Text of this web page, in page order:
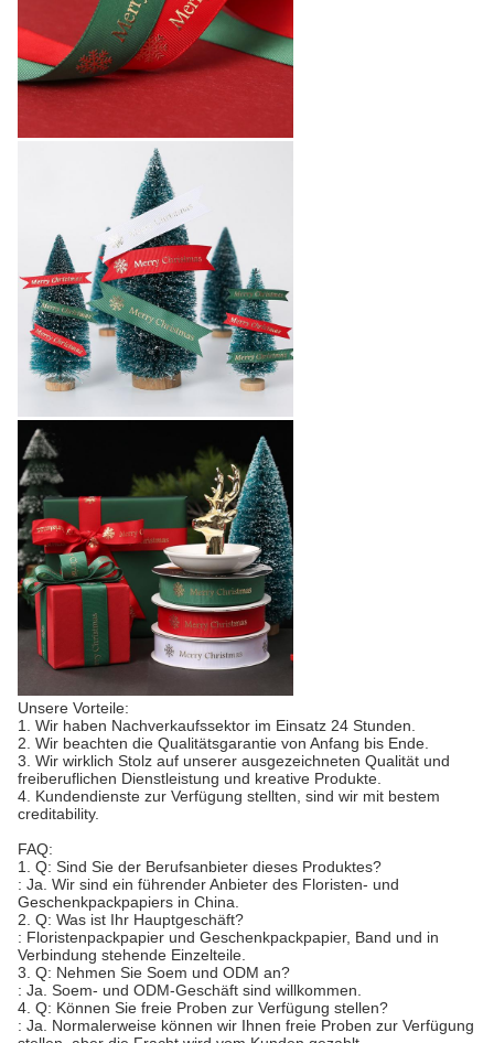
Unsere Vorteile:
1. Wir haben Nachverkaufssektor im Einsatz 24 Stunden.
2. Wir beachten die Qualitätsgarantie von Anfang bis Ende.
3. Wir wirklich Stolz auf unserer ausgezeichneten Qualität und
freiberuflichen Dienstleistung und kreative Produkte.
4. Kundendienste zur Verfügung stellten, sind wir mit bestem
creditability.
FAQ:
1. Q: Sind Sie der Berufsanbieter dieses Produktes?
: Ja. Wir sind ein führender Anbieter des Floristen- und
Geschenkpackpapiers in China.
2. Q: Was ist Ihr Hauptgeschäft?
: Floristenpackpapier und Geschenkpackpapier, Band und in
Verbindung stehende Einzelteile.
3. Q: Nehmen Sie Soem und ODM an?
: Ja. Soem- und ODM-Geschäft sind willkommen.
4. Q: Können Sie freie Proben zur Verfügung stellen?
: Ja. Normalerweise können wir Ihnen freie Proben zur Verfügung